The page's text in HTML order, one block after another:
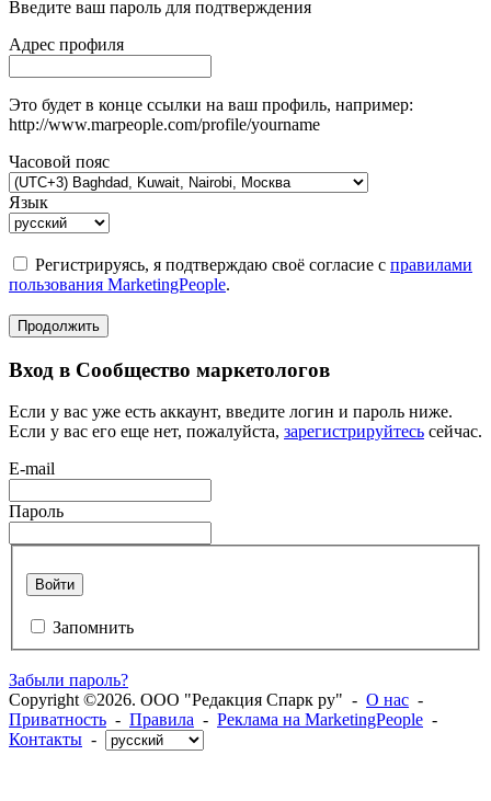
Введите ваш пароль для подтверждения
Адрес профиля
Это будет в конце ссылки на ваш профиль, например:
http://www.marpeople.com/profile/yourname
Часовой пояс
Язык
Регистрируясь, я подтверждаю своё согласие с правилами
пользования MarketingPeople.
Продолжить
Вход в Сообщество маркетологов
Если у вас уже есть аккаунт, введите логин и пароль ниже.
Если у вас его еще нет, пожалуйста, зарегистрируйтесь сейчас.
E-mail
Пароль
Войти
Запомнить
Забыли пароль?
Copyright ©2026. ООО "Редакция Спарк ру" - О нас -
Приватность - Правила - Реклама на MarketingPeople -
Контакты -